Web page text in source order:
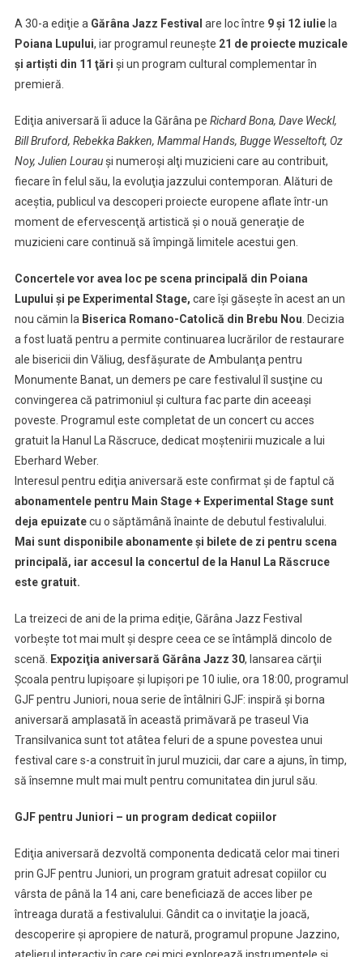
loc,
între
9
iulie,
la
Poiana
Lupului/
Richard
Weckl,
Rebekka
Bakken,
Mammal
Hands,
între
invitaţi
A 30-a ediţie a Gărâna Jazz Festival are loc între 9 şi 12 iuliela
Poiana Lupului, iar programul reuneşte 21 de proiecte muzicale
şi artişti din 11 ţări şi un program cultural complementar în
premieră.
Ediţia aniversară îi aduce la Gărâna pe Richard Bona, Dave Weckl,
Bill Bruford, Rebekka Bakken, Mammal Hands, Bugge Wesseltoft, Oz
Noy, Julien Lourauşi numeroşi alţi muzicieni care au contribuit,
fiecare în felul său, la evoluţia jazzului contemporan. Alături de
aceştia, publicul va descoperi proiecte europene aflate într-un
moment de efervescenţă artistică şi o nouă generaţie de
muzicieni care continuă să împingă limitele acestui gen.
Concertele vor avea loc pe scena principală din Poiana
Lupului şi pe Experimental Stage, care îşi găseşte în acest an un
nou cămin la Biserica Romano-Catolică din Brebu Nou . Decizia
a fost luată pentru a permite continuarea lucrărilor de restaurare
ale bisericii din Văliug, desfăşurate de Ambulanţa pentru
Monumente Banat, un demers pe care festivalul îl susţine cu
convingerea că patrimoniul şi cultura fac parte din aceeaşi
poveste. Programul este completat de un concert cu acces
gratuit la Hanul La Răscruce, dedicat moştenirii muzicale a lui
Eberhard Weber.
Interesul pentru ediţia aniversară este confirmat şi de faptul că
abonamentele pentru Main Stage + Experimental Stage sunt
deja epuizatecu o săptămână înainte de debutul festivalului.
Mai sunt disponibile abonamente şi bilete de zi pentru scena
principală, iar accesul la concertul de la Hanul La Răscruce
este gratuit.
La treizeci de ani de la prima ediţie, Gărâna Jazz Festival
vorbeşte tot mai mult şi despre ceea ce se întâmplă dincolo de
scenă.
Expoziţia aniversară Gărâna Jazz 30, lansarea cărţii
Şcoala pentru lupişoare şi lupişori pe 10 iulie, ora 18:00, programul
GJF pentru Juniori, noua serie de întâlniri GJF: inspiră şi borna
aniversară amplasată în această primăvară pe traseul Via
Transilvanica sunt tot atâtea feluri de a spune povestea unui
festival care s-a construit în jurul muzicii, dar care a ajuns, în timp,
să însemne mult mai mult pentru comunitatea din jurul său.
GJF pentru Juniori – un program dedicat copiilor
Ediţia aniversară dezvoltă componenta dedicată celor mai tineri
prin GJF pentru Juniori, un program gratuit adresat copiilor cu
vârsta de până la 14 ani, care beneficiază de acces liber pe
întreaga durată a festivalului. Gândit ca o invitaţie la joacă,
descoperire şi apropiere de natură, programul propune Jazzino,
atelierul interactiv în care cei mici explorează instrumentele şi